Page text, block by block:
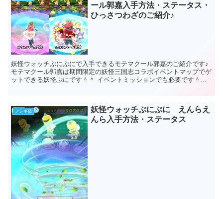
ール郭嘉入手方法・ステータス・
ひっさつわざのご紹介♪
妖怪ウォッチぷにぷにで入手できるモテマクール郭嘉のご紹介です♪
モテマクール郭嘉は期間限定の妖怪三国志コラボイベントマップでゲ
ットできる妖怪ぷにです＾＾ イベントミッションでも必要です＾＾
フシギ族
妖怪ウォッチぷにぷに えんらえ
んら入手方法・ステータス